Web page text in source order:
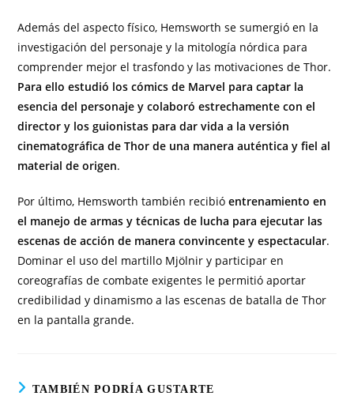
Además del aspecto físico, Hemsworth se sumergió en la
investigación del personaje y la mitología nórdica para
comprender mejor el trasfondo y las motivaciones de Thor.
Para ello estudió los cómics de Marvel para captar la
esencia del personaje y colaboró estrechamente con el
director y los guionistas para dar vida a la versión
cinematográfica de Thor de una manera auténtica y fiel al
material de origen.
Por último, Hemsworth también recibió entrenamiento en
el manejo de armas y técnicas de lucha para ejecutar las
escenas de acción de manera convincente y espectacular.
Dominar el uso del martillo Mjölnir y participar en
coreografías de combate exigentes le permitió aportar
credibilidad y dinamismo a las escenas de batalla de Thor
en la pantalla grande.
TAMBIÉN PODRÍA GUSTARTE